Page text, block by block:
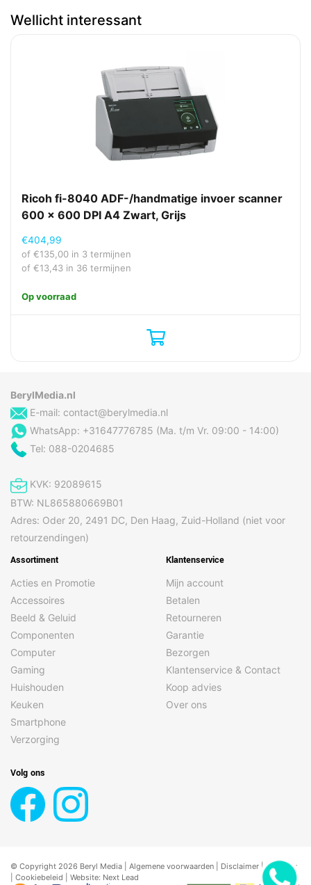
Stroomverbruik
bestandsformaten
PDF
ISIS, TWAIN
DuurzaamheidscertificatenENERGY STAR
Ergonomie
Ingebouwd display
Overige specificaties
Meegeleverde kabels
Gewicht en omvang
Diepte
Gewicht
Hoogte
Soort voeding
Hoofdcamera
Lichtbron
RGB LED
Scanformaten
Maximaal scanformaat
Scanprestaties
ADF scan snelheid
Kleurdiepte uitvoer
Wellicht interessant
Ricoh fi-8040 ADF-/handmatige invoer scanner
600 x 600 DPI A4 Zwart, Grijs
€404,99
of €135,00 in 3 termijnen
of €13,43 in 36 termijnen
Op voorraad
BerylMedia.nl
E-mail: contact@berylmedia.nl
WhatsApp: +31647776785 (Ma. t/m Vr. 09:00 - 14:00)
Tel: 088-0204685
KVK: 92089615
BTW: NL865880669B01
Adres: Oder 20, 2491 DC, Den Haag, Zuid-Holland (niet voor
retourzendingen)
Assortiment
Acties en Promotie
Accessoires
Beeld & Geluid
Componenten
Computer
Gaming
Huishouden
Keuken
Smartphone
Verzorging
Klantenservice
Mijn account
Betalen
Retourneren
Garantie
Bezorgen
Klantenservice & Contact
Koop advies
Over ons
Volg ons
© Copyright 2026 Beryl Media | Algemene voorwaarden Disclaimer | |Privacy
Cookiebeleid | Website: Next Lead